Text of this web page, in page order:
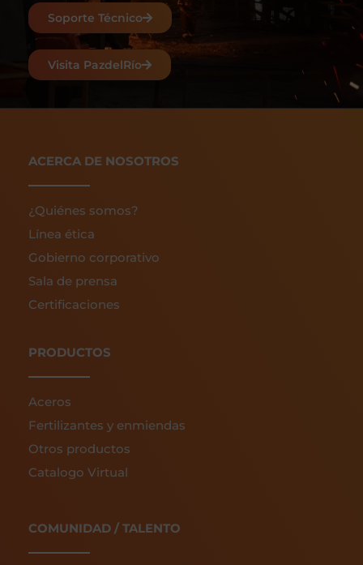
Soporte Técnico
Visita PazdelRío
ACERCA DE NOSOTROS
¿Quiénes somos?
Línea ética
Gobierno corporativo
Sala de prensa
Certificaciones
PRODUCTOS
Aceros
Fertilizantes y enmiendas
Otros productos
Catalogo Virtual
COMUNIDAD / TALENTO